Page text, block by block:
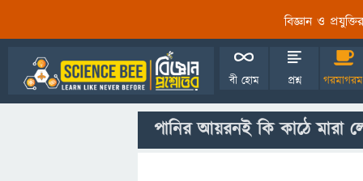
বিজ্ঞান ও
বী হোম প্রশ্ন
পানির আয়রনই কি কাঠে মারা